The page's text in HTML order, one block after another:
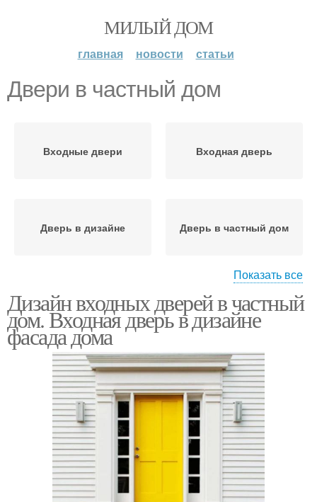
МИЛЫЙ ДОМ
главная новости статьи
Двери в частный дом
Входные двери Входная дверь
Дверь в дизайне Дверь в частный дом
Коробки в частный дом Двери в дом
Уличные двери Наружные двери
Показать все
Дизайн входных дверей в частный
дом. Входная дверь в дизайне
фасада дома